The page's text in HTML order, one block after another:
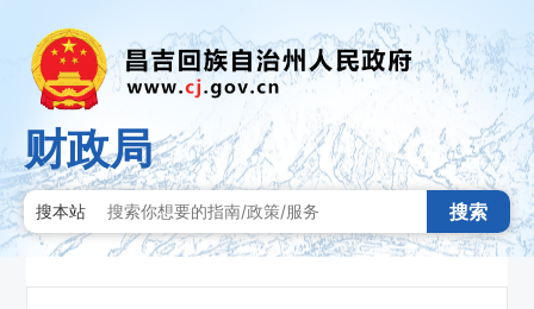
财政局
搜本站 搜索